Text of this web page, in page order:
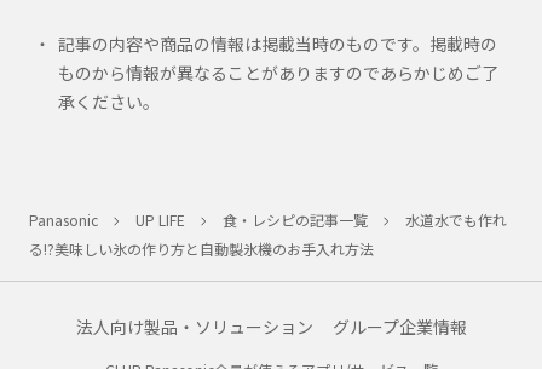
記事の内容や商品の情報は掲載当時のものです。掲載時の
ものから情報が異なることがありますのであらかじめご了
承ください。
Panasonic UP LIFE 食・レシピの記事一覧
水道水でも作れ
る!?美味しい氷の作り方と自動製氷機のお手入れ方法
法人向け製品・ソリューション グループ企業情報